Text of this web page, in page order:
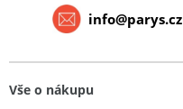
info@parys.cz
Vše o nákupu